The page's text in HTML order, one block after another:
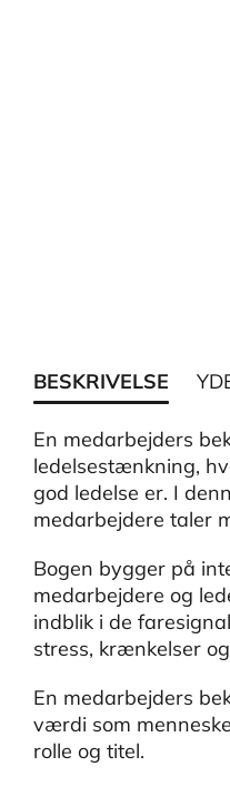
BESKRIVELSE
En medarbejders
ledelsestænkning,
god ledelse er. I
medarbejdere taler
Bogen bygger på
medarbejdere og
indblik i de
stress, krænkelser
En medarbejders
værdi som
rolle og titel.